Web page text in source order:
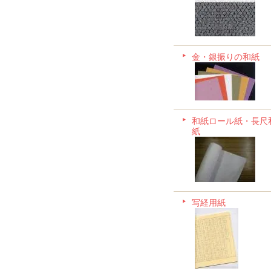
金・銀振りの和紙
和紙ロール紙・長尺
紙
写経用紙